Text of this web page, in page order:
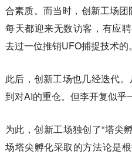
合素质。而当时，创新工场
每天都迎来无数访客，有应
去过一位推销UFO捕捉技术的。
此后，创新工场也几经迭代
到对AI的重仓。但李开复似乎
为此，创新工场独创了“塔尖
场塔尖孵化采取的方法论是